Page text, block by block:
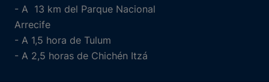
- A 13 km del Parque Nacional
Arrecife
- A 1,5 hora de Tulum
- A 2,5 horas de Chichén Itzá